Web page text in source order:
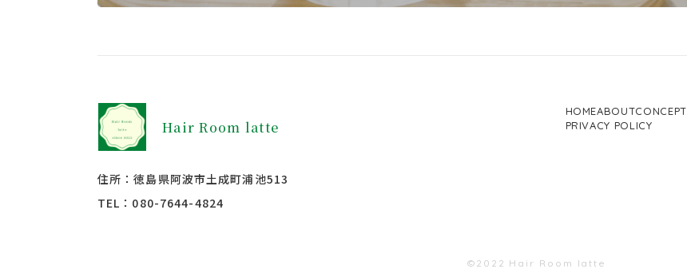
Hair Room latte
住所：徳島県阿波市土成町浦池513
TEL： 080-7644-4824
HOMEABOUTCONCEPT
PRIVACY POLICY
©2022 Hair Room latte